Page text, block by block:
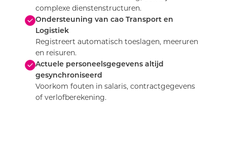
complexe dienstenstructuren.
Ondersteuning van cao Transport en
Logistiek
Registreert automatisch toeslagen, meeruren
en reisuren.
Actuele personeelsgegevens altijd
gesynchroniseerd
Voorkom fouten in salaris, contractgegevens
of verlofberekening.